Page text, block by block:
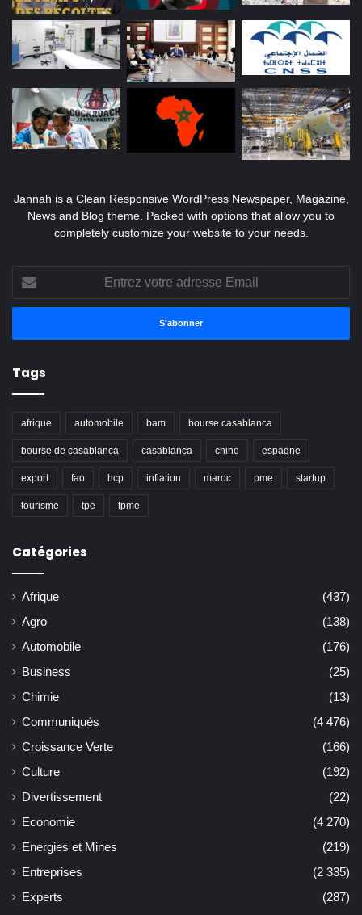
Jannah is a Clean Responsive WordPress Newspaper, Magazine,
News and Blog theme. Packed with options that allow you to
completely customize your website to your needs.
votre
adresse
Tags
afrique automobile bam bourse casablanca
bourse de casablanca casablanca chine espagne
export fao hcp inflation maroc pme startup
tourisme tpe tpme
Catégories
Afrique
(437)
Agro
(138)
Automobile
(176)
Business
(25)
Chimie
(13)
Communiqués
(4 476)
Croissance Verte
(166)
Culture
(192)
Divertissement
(22)
Economie
(4 270)
Energies et Mines
(219)
Entreprises
(2 335)
Experts
(287)